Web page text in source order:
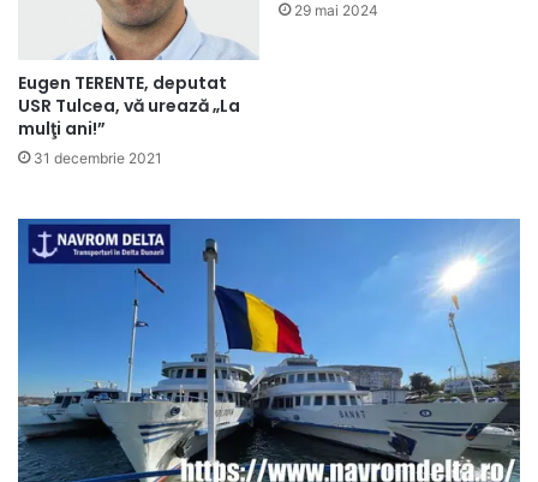
Eugen TERENTE, deputat
USR Tulcea, vă urează „La
mulţi ani!”
31 decembrie 2021
29 mai 2024